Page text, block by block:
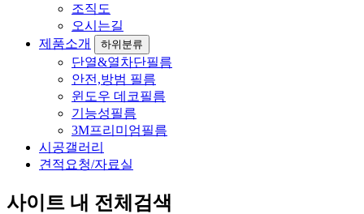
조직도
오시는길
제품소개
하위분류
단열&열차단필름
안전,방범 필름
윈도우 데코필름
기능성필름
3M프리미엄필름
시공갤러리
견적요청/자료실
사이트 내 전체검색